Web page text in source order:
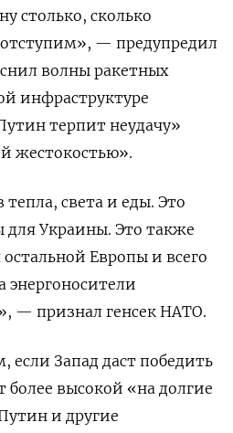
столько, сколько
— предупредил
волны ракетных
инфраструктуре
терпит неудачу»
жестокостью».
света и еды. Это
для Украины. Это также
Европы и всего
энергоносители
— признал генсек НАТО.
если Запад даст победить
более высокой «на долгие
и другие